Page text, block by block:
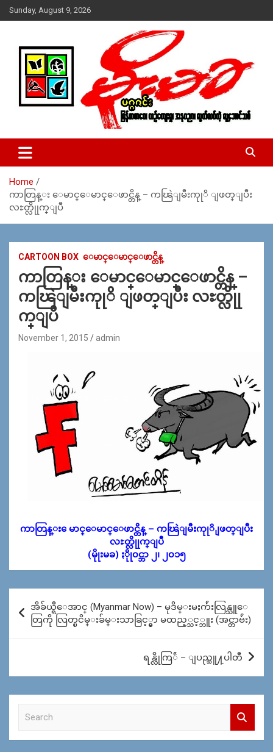
Skip
to
Sunday, August 9, 2026
MoeMaKa Burmese News &
Media
ယ္ေရး – အမွတ္ ၂၅၄၊ ပထပ္၊ လမ္း ၄၀၊ ေက်ာက္တံတား၊ ရန္ကုန္။
(ဖုုံး – ၀၉ ၂၅၂ ၂၄၉ ၀၉၄ ၊ ၀၉ ၄၂၁ ၇၄၃ ၇၅၃ ၊ ၀၉ ၅၀၄ ၁၀ ၅၈) ျ
ဇာေစ်းသစ္ ။ ၀၉ ၇၈၆၈၃၇ ၃၀၅ / ၀၉ ၉၆၃၆၉၉၈၃၄
Home
ကာတြန္း ေမာင္ေမာင္ေဖာင္တိန္ – ကၽြဲျမီးကုုိ ျဖတ္ျပီး
လႊတ္လိုုက္ျပီ
CARTOON BOX ေမာင္ေမာင္ေဖာင္တိန္
ကာတြန္း ေမာင္ေမာင္ေဖာင္တိန္ –
ကၽြဲျမီးကုုိ ျဖတ္ျပီး လႊတ္လိုု
က္ျပီ
November 1, 2015 admin
ကာတြန္း ေမာင္ေမာင္ေဖာင္တိန္ – ကၽြဲျမီးကုုိ ျဖတ္ျပီး
လႊတ္လိုုက္ျပီ
(မိုုးမခ) ႏိုု၀င္ဘာ ၂၊ ၂၀၁၅
Post
navigation
အိခ်ယ္ရီေအာင္ (Myanmar Now) – မုဒိမ္းမႈက်ဴးလြန္သူေ
တြကို လြတ္ၿငိမ္းခ်မ္းသာခြင့္မွာ မထည့္သင့္ဘူး (အင္တာဗ်ဴး)
ရန္လိုကြ်ဲ – ျပည္သူ႔ပါတီ